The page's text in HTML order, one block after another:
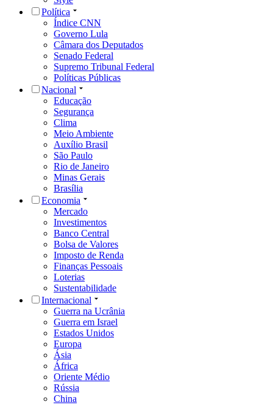
Política
Índice CNN
Governo Lula
Câmara dos Deputados
Senado Federal
Supremo Tribunal Federal
Políticas Públicas
Nacional
Educação
Segurança
Clima
Meio Ambiente
Auxílio Brasil
São Paulo
Rio de Janeiro
Minas Gerais
Brasília
Economia
Mercado
Investimentos
Banco Central
Bolsa de Valores
Imposto de Renda
Finanças Pessoais
Loterias
Sustentabilidade
Internacional
Guerra na Ucrânia
Guerra em Israel
Estados Unidos
Europa
Ásia
África
Oriente Médio
Rússia
China